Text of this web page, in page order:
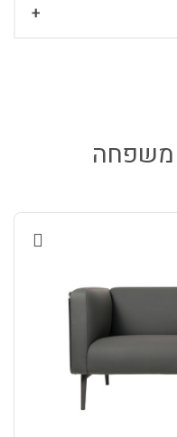
משפחה